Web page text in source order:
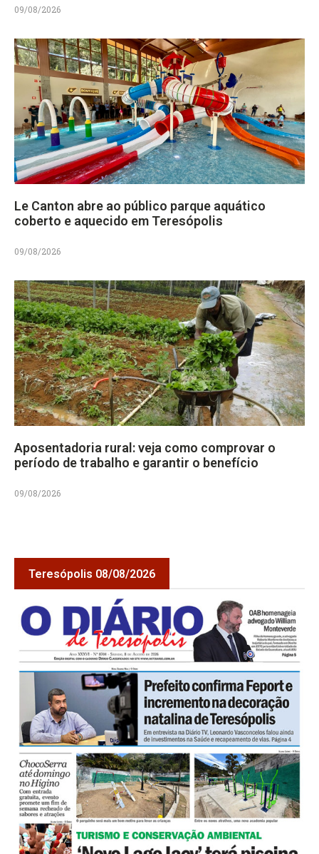
09/08/2026
Le Canton abre ao público parque aquático
coberto e aquecido em Teresópolis
09/08/2026
Aposentadoria rural: veja como comprovar o
período de trabalho e garantir o benefício
09/08/2026
Teresópolis 08/08/2026